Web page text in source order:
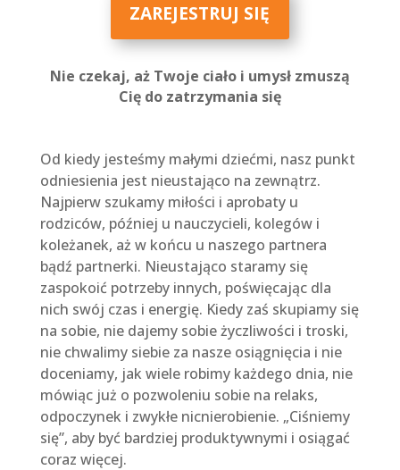
ZAREJESTRUJ SIĘ
Nie czekaj, aż Twoje ciało i umysł zmuszą
Cię do zatrzymania się
Od kiedy jesteśmy małymi dziećmi, nasz punkt
odniesienia jest nieustająco na zewnątrz.
Najpierw szukamy miłości i aprobaty u
rodziców, później u nauczycieli, kolegów i
koleżanek, aż w końcu u naszego partnera
bądź partnerki. Nieustająco staramy się
zaspokoić potrzeby innych, poświęcając dla
nich swój czas i energię. Kiedy zaś skupiamy się
na sobie, nie dajemy sobie życzliwości i troski,
nie chwalimy siebie za nasze osiągnięcia i nie
doceniamy, jak wiele robimy każdego dnia, nie
mówiąc już o pozwoleniu sobie na relaks,
odpoczynek i zwykłe nicnierobienie. „Ciśniemy
się”, aby być bardziej produktywnymi i osiągać
coraz więcej.